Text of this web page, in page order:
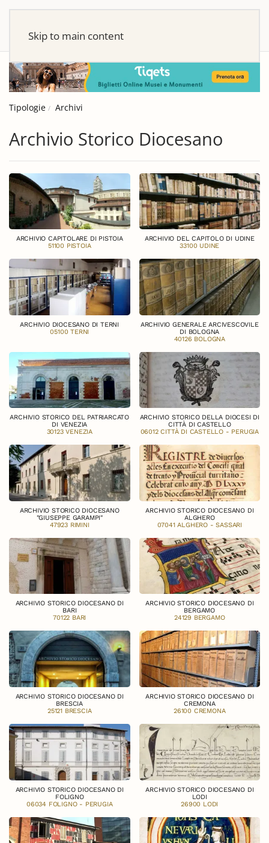
Skip to main content
Tipologie Archivi
Archivio Storico Diocesano
ARCHIVIO CAPITOLARE DI PISTOIA
51100 PISTOIA
ARCHIVIO DEL CAPITOLO DI UDINE
33100 UDINE
ARCHIVIO DIOCESANO DI TERNI
05100 TERNI
ARCHIVIO GENERALE ARCIVESCOVILE
DI BOLOGNA
40126 BOLOGNA
ARCHIVIO STORICO DEL PATRIARCATO
DI VENEZIA
30123 VENEZIA
ARCHIVIO STORICO DELLA DIOCESI DI
CITTÀ DI CASTELLO
06012 CITTÀ DI CASTELLO - PERUGIA
ARCHIVIO STORICO DIOCESANO
"GIUSEPPE GARAMPI"
47923 RIMINI
ARCHIVIO STORICO DIOCESANO DI
ALGHERO
07041 ALGHERO - SASSARI
ARCHIVIO STORICO DIOCESANO DI
BARI
70122 BARI
ARCHIVIO STORICO DIOCESANO DI
BERGAMO
24129 BERGAMO
ARCHIVIO STORICO DIOCESANO DI
BRESCIA
25121 BRESCIA
ARCHIVIO STORICO DIOCESANO DI
CREMONA
26100 CREMONA
ARCHIVIO STORICO DIOCESANO DI
FOLIGNO
06034 FOLIGNO - PERUGIA
ARCHIVIO STORICO DIOCESANO DI
LODI
26900 LODI